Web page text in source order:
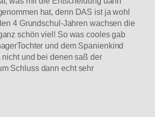
hat, denn DAS ist ja wohl
4 Grundschul-Jahren wachsen die
schön viel! So was cooles gab
und dem Spanienkind
und bei denen saß der
Schluss dann echt sehr